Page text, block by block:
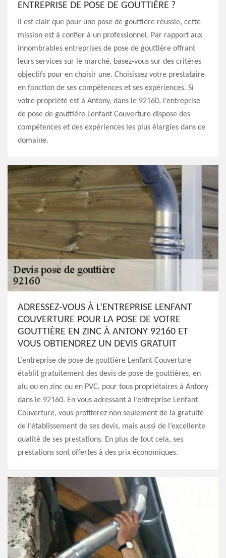
ENTREPRISE DE POSE DE GOUTTIÈRE ?
Il est clair que pour une pose de gouttière réussie, cette
mission est à confier à un professionnel. Par rapport aux
innombrables entreprises de pose de gouttière offrant
leurs services sur le marché, basez-vous sur des critères
objectifs pour en choisir une. Choisissez votre prestataire
en fonction de ses compétences et ses expériences. Si
votre propriété est à Antony, dans le 92160, l’entreprise
de pose de gouttière Lenfant Couverture dispose des
compétences et des expériences les plus élargies dans ce
domaine.
ADRESSEZ-VOUS À L’ENTREPRISE LENFANT
COUVERTURE POUR LA POSE DE VOTRE
GOUTTIÈRE EN ZINC À ANTONY 92160 ET
VOUS OBTIENDREZ UN DEVIS GRATUIT
L’entreprise de pose de gouttière Lenfant Couverture
établit gratuitement des devis de pose de gouttières, en
alu ou en zinc ou en PVC, pour tous propriétaires à Antony
dans le 92160. En vous adressant à l’entreprise Lenfant
Couverture, vous profiterez non seulement de la gratuité
de l’établissement de ses devis, mais aussi de l’excellente
qualité de ses prestations. En plus de tout cela, ses
prestations sont offertes à des prix économiques.